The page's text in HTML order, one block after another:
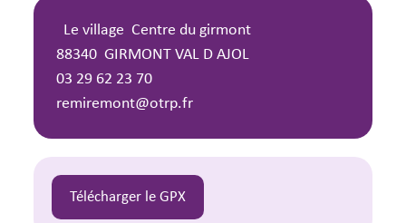
Le village Centre du girmont
88340 GIRMONT VAL D AJOL
03 29 62 23 70
remiremont@otrp.fr
Télécharger le GPX